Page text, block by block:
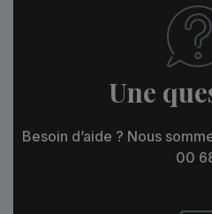
Une
Besoin d’aide ? Nous
00